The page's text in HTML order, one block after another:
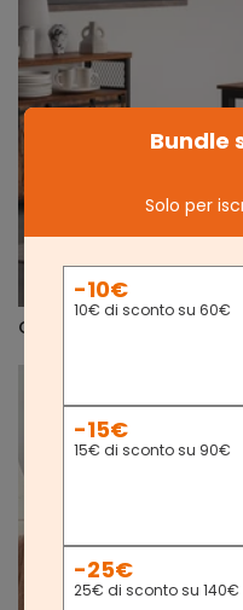
Crea un'atmosfera
Bundle
Solo per
-10€
10€ di sconto su 60€
-15€
15€ di sconto su 90€
-25€
25€ di sconto su 140€